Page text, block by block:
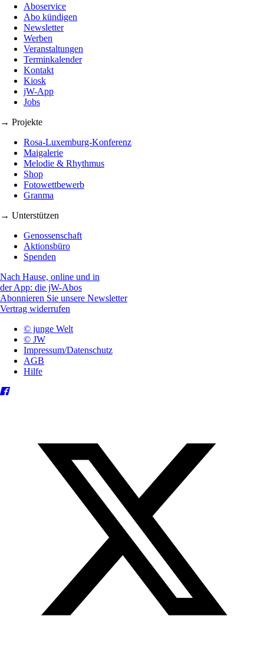
Aboservice
Abo kündigen
Newsletter
Werben
Veranstaltungen
Terminkalender
Kontakt
Kiosk
jW-App
Jobs
→ Projekte
Rosa-Luxemburg-Konferenz
Maigalerie
Melodie & Rhythmus
Shop
Fotowettbewerb
Granma
→ Unterstützen
Genossenschaft
Aktionsbüro
Spenden
Nach Hause, online und in
der App: die jW-Abos
Abonnieren Sie unsere Newsletter
Vertrag widerrufen
© junge Welt
© JW
Impressum/Datenschutz
AGB
Hilfe